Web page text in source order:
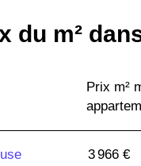
du m²
Prix m²
3 966 €